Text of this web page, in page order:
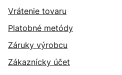
Vrátenie tovaru
Platobné metódy
Záruky výrobcu
Zákaznícky účet